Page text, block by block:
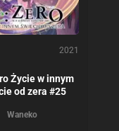
2021
Życie w innym
od zera #25
Waneko